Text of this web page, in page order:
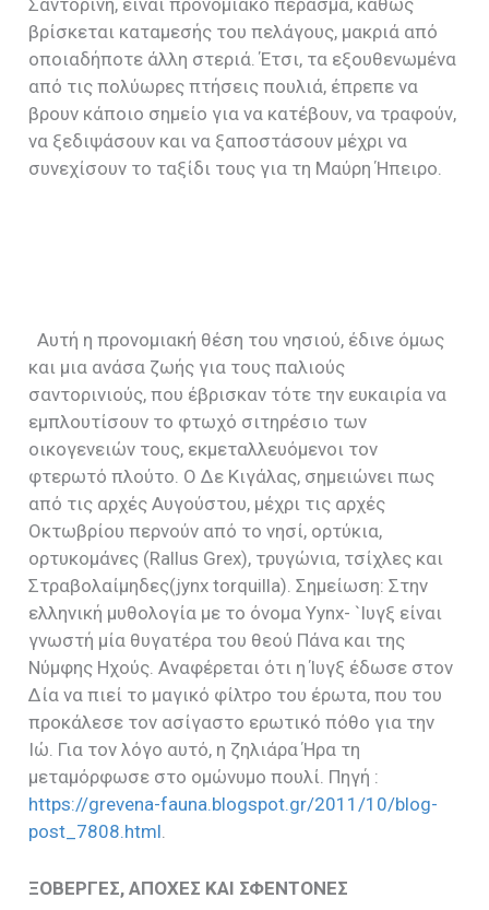
Σαντορίνη, είναι προνομιακό πέρασμα, καθώς
βρίσκεται καταμεσής του πελάγους, μακριά από
οποιαδήποτε άλλη στεριά. Έτσι, τα εξουθενωμένα
από τις πολύωρες πτήσεις πουλιά, έπρεπε να
βρουν κάποιο σημείο για να κατέβουν, να τραφούν,
να ξεδιψάσουν και να ξαποστάσουν μέχρι να
συνεχίσουν το ταξίδι τους για τη Μαύρη Ήπειρο.
Αυτή η προνομιακή θέση του νησιού, έδινε όμως
και μια ανάσα ζωής για τους παλιούς
σαντορινιούς, που έβρισκαν τότε την ευκαιρία να
εμπλουτίσουν το φτωχό σιτηρέσιο των
οικογενειών τους, εκμεταλλευόμενοι τον
φτερωτό πλούτο. Ο Δε Κιγάλας, σημειώνει πως
από τις αρχές Αυγούστου, μέχρι τις αρχές
Οκτωβρίου περνούν από το νησί, ορτύκια,
ορτυκομάνες (Rallus Grex), τρυγώνια, τσίχλες και
Στραβολαίμηδες(jynx torquilla). Σημείωση: Στην
ελληνική μυθολογία με το όνομα Yynx- `Ιυγξ είναι
γνωστή μία θυγατέρα του θεού Πάνα και της
Νύμφης Ηχούς. Αναφέρεται ότι η Ίυγξ έδωσε στον
Δία να πιεί το μαγικό φίλτρο του έρωτα, που του
προκάλεσε τον ασίγαστο ερωτικό πόθο για την
Ιώ. Για τον λόγο αυτό, η ζηλιάρα Ήρα τη
μεταμόρφωσε στο ομώνυμο πουλί. Πηγή :
https://grevena-fauna.blogspot.gr/2011/10/blog-
post_7808.html.
ΞΟΒΕΡΓΕΣ, ΑΠΟΧΕΣ ΚΑΙ ΣΦΕΝΤΟΝΕΣ